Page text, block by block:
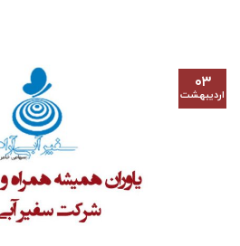
۰۳
اردیبهشت